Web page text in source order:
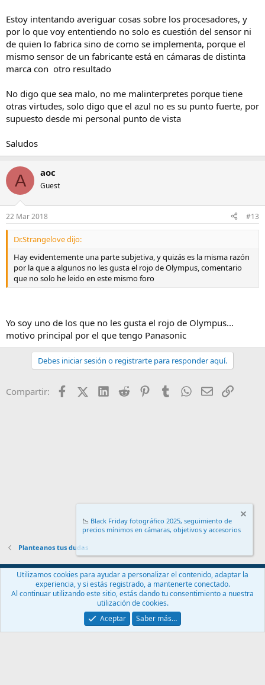
Un saludo...!
Estoy intentando averiguar cosas sobre los procesadores, y
por lo que voy ententiendo no solo es cuestión del sensor ni
de quien lo fabrica sino de como se implementa, porque el
mismo sensor de un fabricante está en cámaras de distinta
marca con otro resultado
No digo que sea malo, no me malinterpretes porque tiene
otras virtudes, solo digo que el azul no es su punto fuerte, por
supuesto desde mi personal punto de vista
Saludos
A aoc
Guest
22 Mar 2018 #13
Dr.Strangelove dijo:
Hay evidentemente una parte subjetiva, y quizás es la misma razón
por la que a algunos no les gusta el rojo de Olympus, comentario
que no solo he leido en este mismo foro
Yo soy uno de los que no les gusta el rojo de Olympus...
motivo principal por el que tengo Panasonic
Debes iniciar sesión o registrarte para responder aquí.
Compartir: FacebookX (Twitter)
LinkedIn
Reddit PinterestTumblr WhatsApp
EmailEnlace
Planteanos tus dudas
Español (ES)
Contáctanos
Términos y reglas Política de privacidad
Ayuda
Community platform by XenForo® © 2010-2024 XenForo Ltd.
📉 Black Friday fotográfico 2025, seguimiento de
precios mínimos en cámaras, objetivos y accesorios
.
Utilizamos cookies para ayudar a personalizar el contenido, adaptar la
experiencia, y si estás registrado, a mantenerte conectado.
Al continuar utilizando este sitio, estás dando tu consentimiento a nuestra
utilización de cookies.
Aceptar
Saber más…